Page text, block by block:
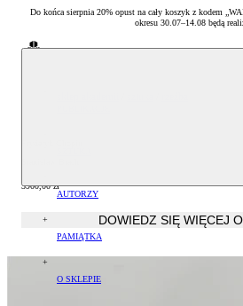
Do końca sierpnia 20% opust na cały koszyk z kodem
okresu 30.07–14.08 będą
Zestawy książek
Rzeźba
AUTORZY
Arkadiusz Karapuda
PAMIĄTKA
O SKLEPIE
3900,00zł
DOWIEDZ SIĘ WIĘCEJ